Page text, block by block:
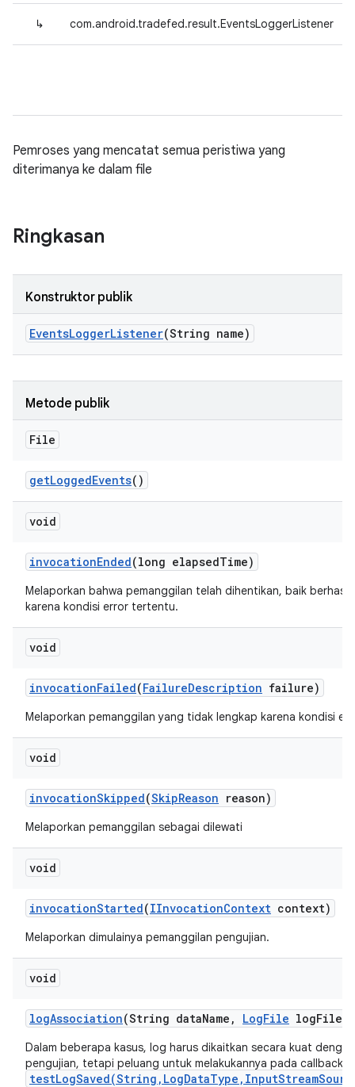
↳ com.android.tradefed.result.EventsLoggerListener
Pemroses yang mencatat semua peristiwa yang
diterimanya ke dalam file
Ringkasan
Konstruktor publik
EventsLoggerListener(String name)
Metode publik
File
getLoggedEvents()
void
invocationEnded(long elapsedTime)
Melaporkan bahwa pemanggilan telah dihentikan, baik berhasil
karena kondisi error tertentu.
void
invocationFailed(FailureDescription failure)
Melaporkan pemanggilan yang tidak lengkap karena kondisi
void
invocationSkipped(SkipReason reason)
Melaporkan pemanggilan sebagai dilewati
void
invocationStarted(IInvocationContext context)
Melaporkan dimulainya pemanggilan pengujian.
void
logAssociation(String dataName , LogFile logFile)
Dalam beberapa kasus, log harus dikaitkan secara kuat
pengujian, tetapi peluang untuk melakukannya pada callback